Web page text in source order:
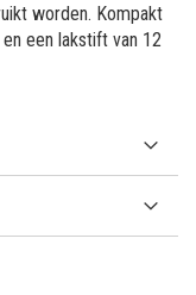
worden. Kompakt
een lakstift van 12